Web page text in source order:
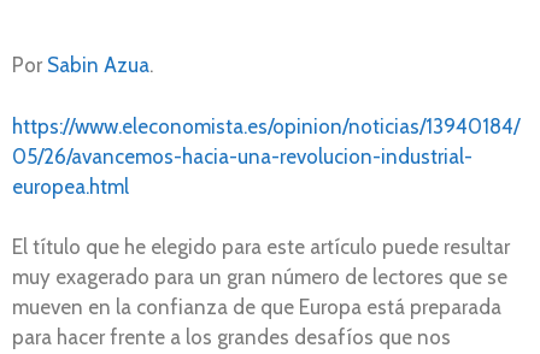
Por Sabin Azua.
https://www.eleconomista.es/opinion/noticias/13940184/
05/26/avancemos-hacia-una-revolucion-industrial-
europea.html
El título que he elegido para este artículo puede resultar
muy exagerado para un gran número de lectores que se
mueven en la confianza de que Europa está preparada
para hacer frente a los grandes desafíos que nos